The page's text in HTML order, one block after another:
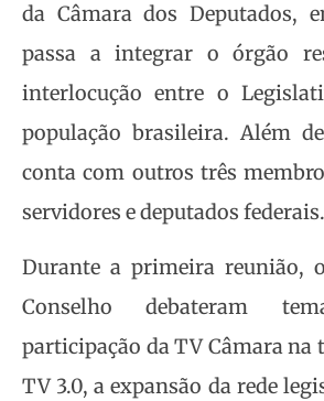
da Câmara dos Deputados,
passa a integrar o órgão
interlocução entre o
população brasileira. Além
conta com outros três
servidores e deputados federais.
Durante a primeira reunião,
Conselho debateram
participação da TV Câmara na
TV 3.0, a expansão da rede